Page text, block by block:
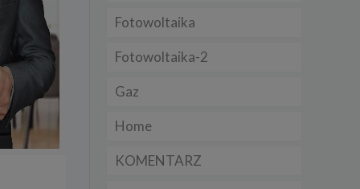
Fotowoltaika
Fotowoltaika-2
Gaz
Home
KOMENTARZ